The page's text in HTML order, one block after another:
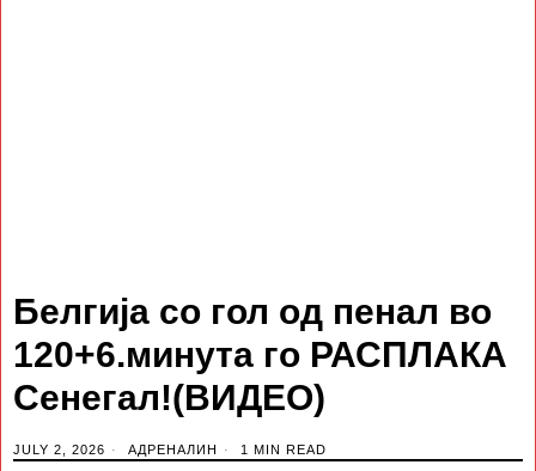
Белгија со гол од пенал во
120+6.минута го РАСПЛАКА
Сенегал!(ВИДЕО)
JULY 2, 2026 АДРЕНАЛИН 1 MIN READ